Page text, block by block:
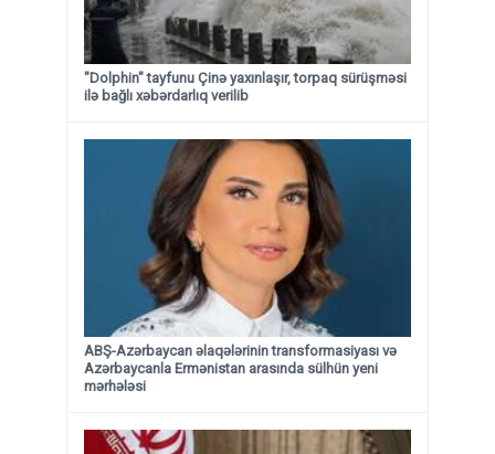
"Dolphin" tayfunu Çinə yaxınlaşır, torpaq sürüşməsi
ilə bağlı xəbərdarlıq verilib
ABŞ-Azərbaycan əlaqələrinin transformasiyası və
Azərbaycanla Ermənistan arasında sülhün yeni
mərhələsi